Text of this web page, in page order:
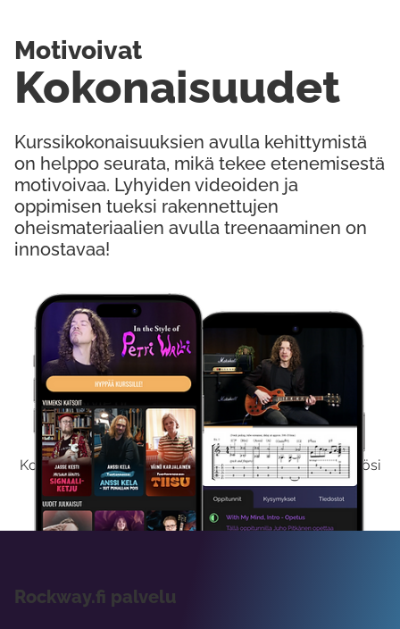
Kokeile Ilmaiseksi
Kokeilemalla ilmaiseksi saat koko sisältömme käyttöösi
viikon ajaksi.
Kurssikokonaisuuksien avulla kehittymistä
on helppo seurata, mikä tekee etenemisestä
motivoivaa. Lyhyiden videoiden ja
oppimisen tueksi rakennettujen
oheismateriaalien avulla treenaaminen on
innostavaa!
Kokonaisuudet
Motivoivat
Rockway.fi palvelu